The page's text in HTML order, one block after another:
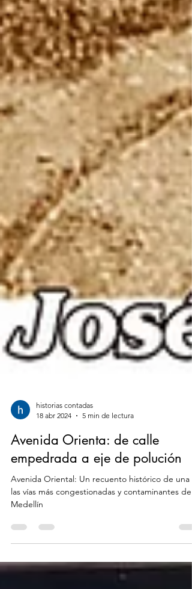
historias contadas
18 abr 2024
5 min de lectura
Avenida Orienta: de calle
empedrada a eje de polución
Avenida Oriental: Un recuento histórico de una
Medellín